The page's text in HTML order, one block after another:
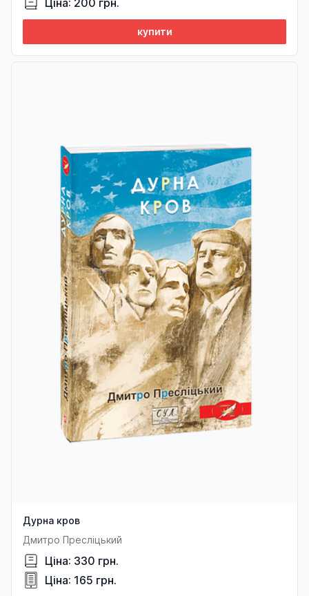
Ціна: 200 грн.
купити
Дурна кров
Дмитро Пресліцький
Ціна: 330 грн.
Ціна: 165 грн.